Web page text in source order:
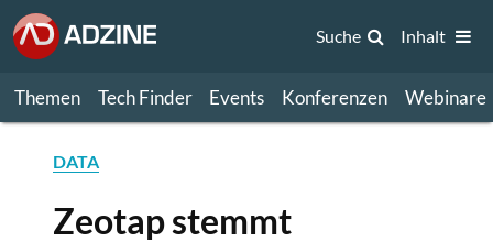
Themen Tech Finder Events Konferenzen Webinare
Suche Inhalt
DATA
Zeotap stemmt